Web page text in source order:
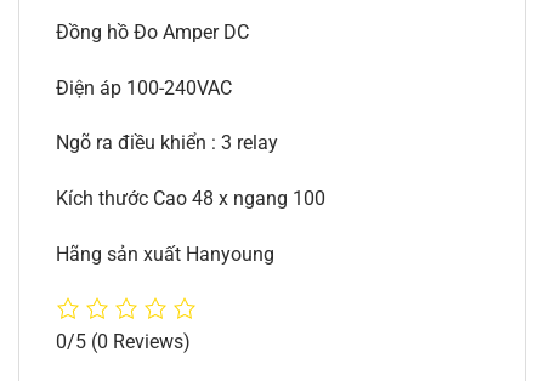
Đồng hồ Đo Amper DC
Điện áp 100-240VAC
Ngõ ra điều khiển : 3 relay
Kích thước Cao 48 x ngang 100
Hãng sản xuất Hanyoung
0/5 (0 Reviews)